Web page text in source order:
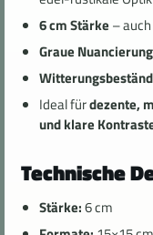
6 cm Stärke –
Graue Nuancierung
Ideal fürdezente,
und klare
Technische
Stärke:6 cm